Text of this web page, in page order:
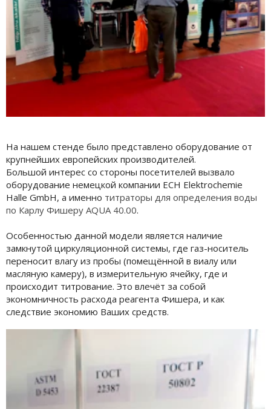
На нашем стенде было представлено оборудование от
крупнейших европейских производителей.
Большой интерес со стороны посетителей вызвало
оборудование немецкой компании ЕСН Elektrochemie
Halle GmbH, а именно титраторы для определения воды
по Карлу Фишеру AQUA 40.00.
Особенностью данной модели является наличие
замкнутой циркуляционной системы, где газ-носитель
переносит влагу из пробы (помещённой в виалу или
масляную камеру), в измерительную ячейку, где и
происходит титрование. Это влечёт за собой
экономничность расхода реагента Фишера, и как
следствие экономию Ваших средств.